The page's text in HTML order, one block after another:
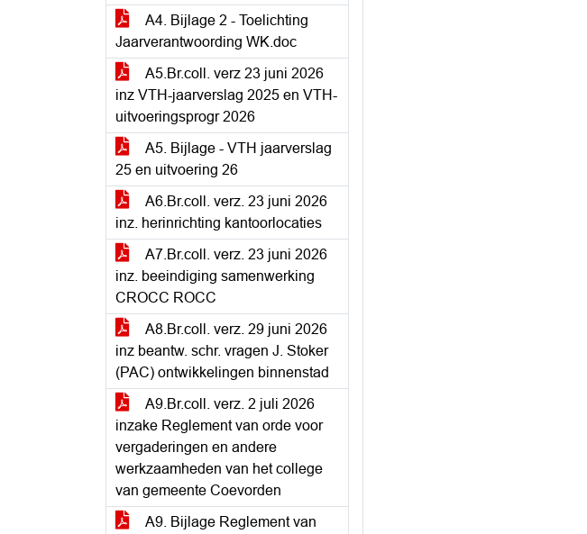
A4. Bijlage 2 - Toelichting
Jaarverantwoording WK.doc
A5.Br.coll. verz 23 juni 2026
inz VTH-jaarverslag 2025 en VTH-
uitvoeringsprogr 2026
A5. Bijlage - VTH jaarverslag
25 en uitvoering 26
A6.Br.coll. verz. 23 juni 2026
inz. herinrichting kantoorlocaties
A7.Br.coll. verz. 23 juni 2026
inz. beeindiging samenwerking
CROCC ROCC
A8.Br.coll. verz. 29 juni 2026
inz beantw. schr. vragen J. Stoker
(PAC) ontwikkelingen binnenstad
A9.Br.coll. verz. 2 juli 2026
inzake Reglement van orde voor
vergaderingen en andere
werkzaamheden van het college
van gemeente Coevorden
A9. Bijlage Reglement van